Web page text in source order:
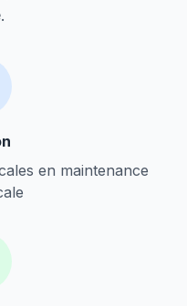
en maintenance